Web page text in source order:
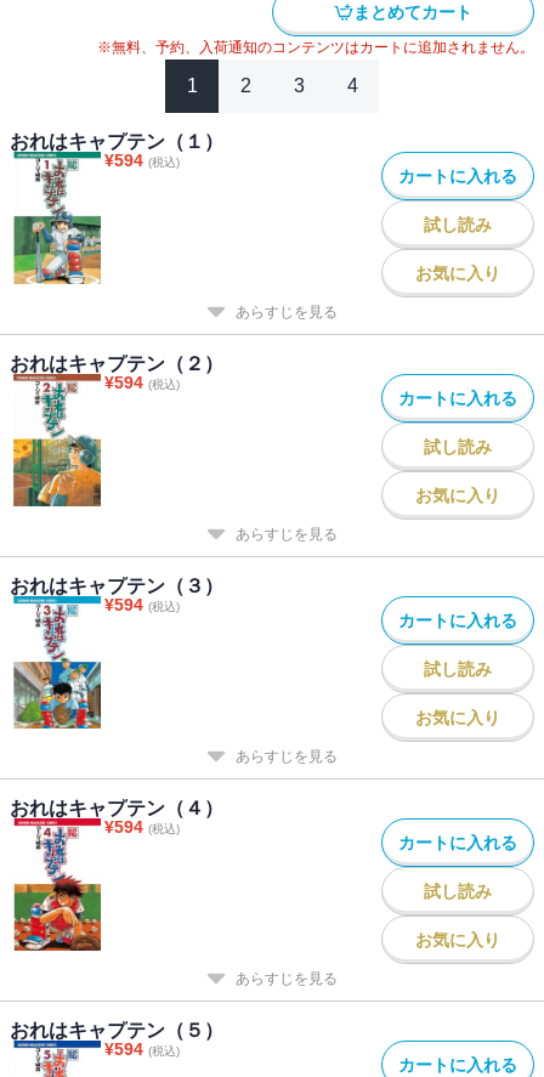
まとめてカート
※無料、予約、入荷通知のコンテンツはカートに追加されません。
1 2 3 4
おれはキャプテン（１）
¥594 (税込)
カートに入れる
試し読み
お気に入り
あらすじを見る
おれはキャプテン（２）
¥594 (税込)
カートに入れる
試し読み
お気に入り
あらすじを見る
おれはキャプテン（３）
¥594 (税込)
カートに入れる
試し読み
お気に入り
あらすじを見る
おれはキャプテン（４）
¥594 (税込)
カートに入れる
試し読み
お気に入り
あらすじを見る
おれはキャプテン（５）
¥594 (税込)
カートに入れる